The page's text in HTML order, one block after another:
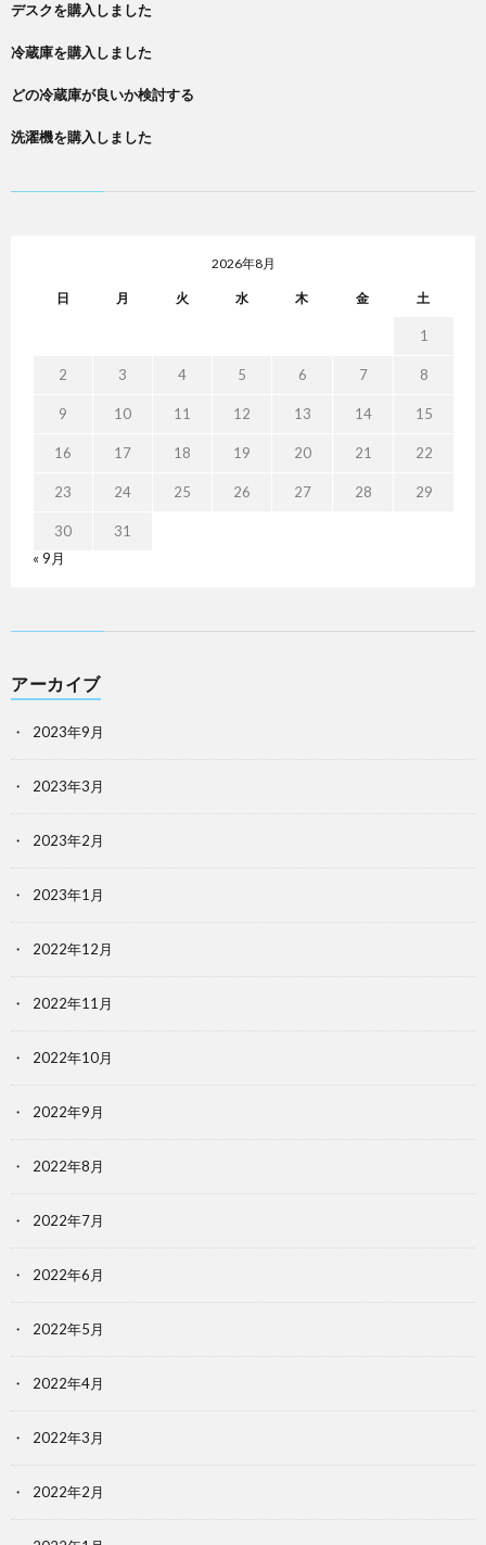
デスクを購入しました
冷蔵庫を購入しました
どの冷蔵庫が良いか検討する
洗濯機を購入しました
2026年8月
日 月 火 水 木 金 土
1
2 3 4 5 6 7 8
9 10 11 12 13 14 15
16 17 18 19 20 21 22
23 24 25 26 27 28 29
30
31
« 9月
アーカイブ
2023年9月
2023年3月
2023年2月
2023年1月
2022年12月
2022年11月
2022年10月
2022年9月
2022年8月
2022年7月
2022年6月
2022年5月
2022年4月
2022年3月
2022年2月